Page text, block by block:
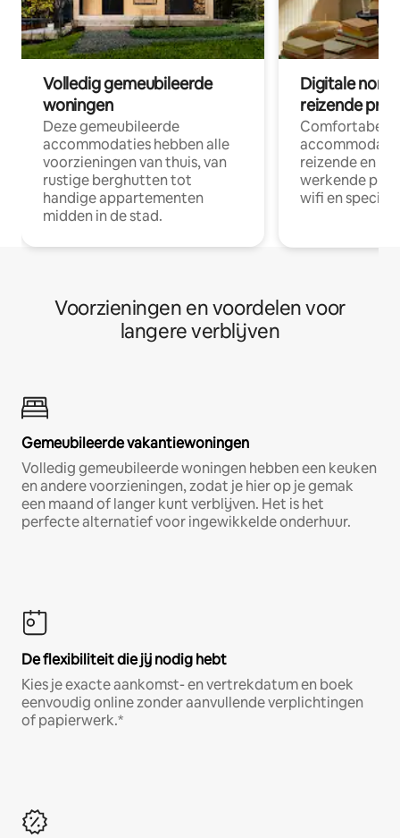
Volledig gemeubileerde
woningen
Deze gemeubileerde
accommodaties hebben alle
voorzieningen van thuis, van
rustige berghutten tot
handige appartementen
midden in de stad.
Digitale
reizende
Comfortabele
reizende en
werkende
wifi en
Voorzieningen en voordelen voor
langere verblijven
Gemeubileerde vakantiewoningen
Volledig gemeubileerde woningen hebben een keuken
en andere voorzieningen, zodat je hier op je gemak
een maand of langer kunt verblijven. Het is het
perfecte alternatief voor ingewikkelde onderhuur.
De flexibiliteit die jij nodig hebt
Kies je exacte aankomst- en vertrekdatum en boek
eenvoudig online zonder aanvullende verplichtingen
of papierwerk.*